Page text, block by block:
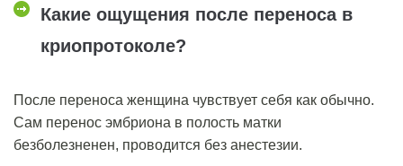
Какие ощущения после переноса в
криопротоколе?
После переноса женщина чувствует себя как обычно.
Сам перенос эмбриона в полость матки
безболезненен, проводится без анестезии.